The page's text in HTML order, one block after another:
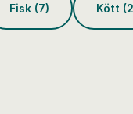
Fisk (7) Kött